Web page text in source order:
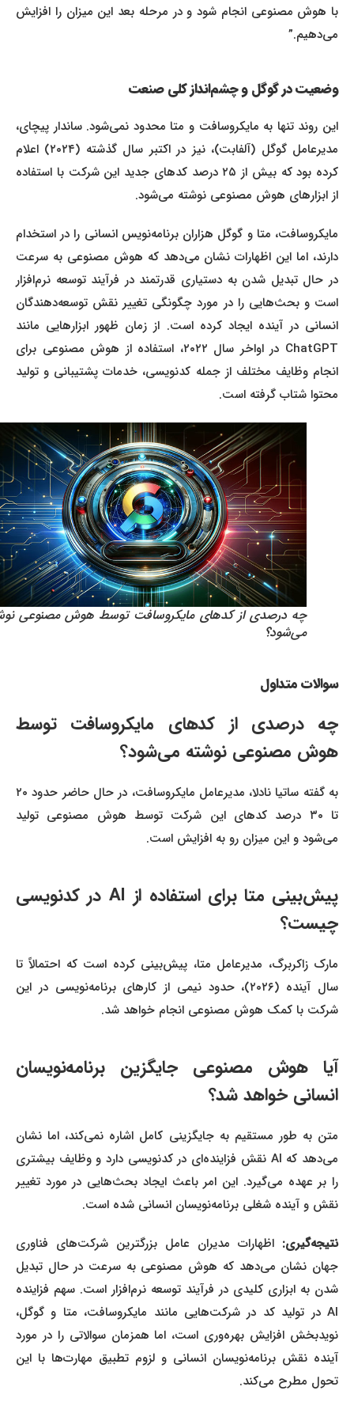
با هوش مصنوعی انجام شود و در مرحله بعد این میزان را افزایش
می‌دهیم.”
وضعیت در گوگل و چشم‌انداز کلی صنعت
این روند تنها به مایکروسافت و متا محدود نمی‌شود. ساندار پیچای،
مدیرعامل گوگل (آلفابت)، نیز در اکتبر سال گذشته (۲۰۲۴) اعلام
کرده بود که بیش از ۲۵ درصد کدهای جدید این شرکت با استفاده
از ابزارهای هوش مصنوعی نوشته می‌شود.
مایکروسافت، متا و گوگل هزاران برنامه‌نویس انسانی را در استخدام
دارند، اما این اظهارات نشان می‌دهد که هوش مصنوعی به سرعت
در حال تبدیل شدن به دستیاری قدرتمند در فرآیند توسعه نرم‌افزار
است و بحث‌هایی را در مورد چگونگی تغییر نقش توسعه‌دهندگان
انسانی در آینده ایجاد کرده است. از زمان ظهور ابزارهایی مانند
ChatGPT در اواخر سال ۲۰۲۲، استفاده از هوش مصنوعی برای
انجام وظایف مختلف از جمله کدنویسی، خدمات پشتیبانی و تولید
محتوا شتاب گرفته است.
چه درصدی از کدهای مایکروسافت توسط هوش مصنوعی نوشته
می‌شود؟
سوالات متداول
چه درصدی از کدهای مایکروسافت توسط
هوش مصنوعی نوشته می‌شود؟
به گفته ساتیا نادلا، مدیرعامل مایکروسافت، در حال حاضر حدود ۲۰
تا ۳۰ درصد کدهای این شرکت توسط هوش مصنوعی تولید
می‌شود و این میزان رو به افزایش است.
پیش‌بینی متا برای استفاده از AI در کدنویسی
چیست؟
مارک زاکربرگ، مدیرعامل متا، پیش‌بینی کرده است که احتمالاً تا
سال آینده (۲۰۲۶)، حدود نیمی از کارهای برنامه‌نویسی در این
شرکت با کمک هوش مصنوعی انجام خواهد شد.
آیا هوش مصنوعی جایگزین برنامه‌نویسان
انسانی خواهد شد؟
متن به طور مستقیم به جایگزینی کامل اشاره نمی‌کند، اما نشان
می‌دهد که AI نقش فزاینده‌ای در کدنویسی دارد و وظایف بیشتری
را بر عهده می‌گیرد. این امر باعث ایجاد بحث‌هایی در مورد تغییر
نقش و آینده شغلی برنامه‌نویسان انسانی شده است.
نتیجه‌گیری:اظهارات مدیران عامل بزرگترین شرکت‌های فناوری
جهان نشان می‌دهد که هوش مصنوعی به سرعت در حال تبدیل
شدن به ابزاری کلیدی در فرآیند توسعه نرم‌افزار است. سهم فزاینده
AI در تولید کد در شرکت‌هایی مانند مایکروسافت، متا و گوگل،
نویدبخش افزایش بهره‌وری است، اما همزمان سوالاتی را در مورد
آینده نقش برنامه‌نویسان انسانی و لزوم تطبیق مهارت‌ها با این
تحول مطرح می‌کند.